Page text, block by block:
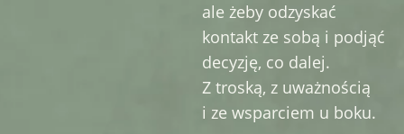
ale żeby odzyskać
kontakt ze sobą i podjąć
decyzję, co dalej.
Z troską, z uważnością
i ze wsparciem u boku.